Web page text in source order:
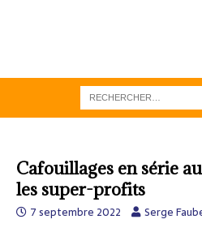
Cafouillages en série
les super-profits
7 septembre 2022 Serge